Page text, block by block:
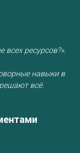
ресурсов?».
навыки в
всё.